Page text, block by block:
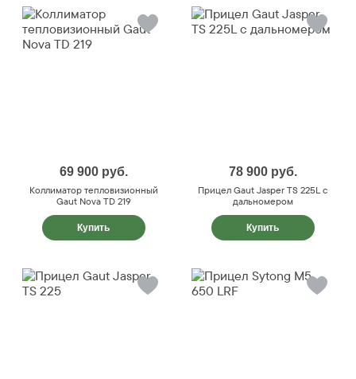
69 900 руб.
Коллиматор тепловизионный
Gaut Nova TD 219
Купить
78 900 руб.
Прицел Gaut Jasper TS 225L с
дальномером
Купить